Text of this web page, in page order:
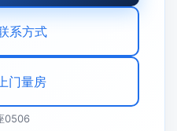
系方式
门量房
0506